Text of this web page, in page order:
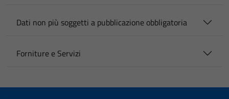
Dati non più soggetti a pubblicazione obbligatoria
Forniture e Servizi